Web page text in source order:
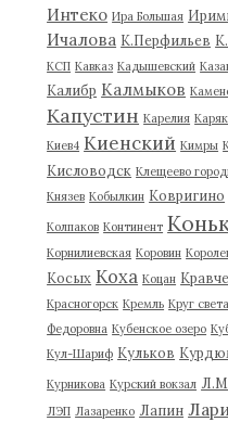
Интеко Ира Большая
Ичалова К.Перфильев
КСП Кавказ Кадышевский
Калибр Калмыков
Капустин Карелия
Киев4 Киенский Кимры
Кисловодск Клещеево
Князев Кобылкин Ковригино
Колпаков Континент
Корнилиевская Коровин
Косых Коха Коцан
Красногорск Кремль Круг света
Федоровна Кубенское озеро
Кул-Шариф Кульков
Курникова Курский вокзал
ЛЭП Лазаренко Лапин